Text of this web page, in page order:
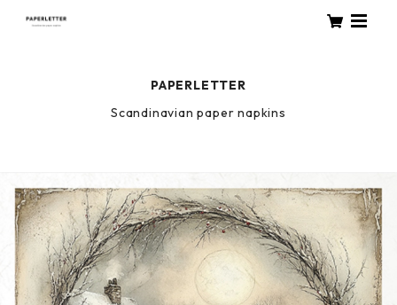
PAPERLETTER
Scandinavian paper napkins